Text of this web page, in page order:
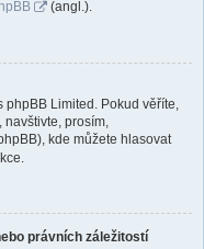
(angl.).
phpBB Limited. Pokud věříte,
navštivte, prosím,
kde můžete hlasovat
právních záležitostí